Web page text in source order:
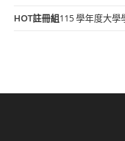
HOT註冊組115 學年度大